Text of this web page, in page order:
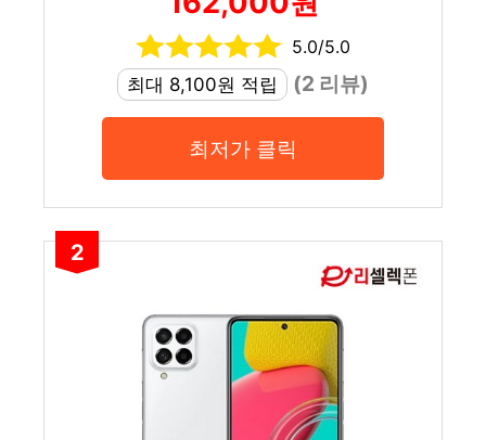
5.0/5.0
최대 8,100원 적립
(2 리뷰)
최저가 클릭
2